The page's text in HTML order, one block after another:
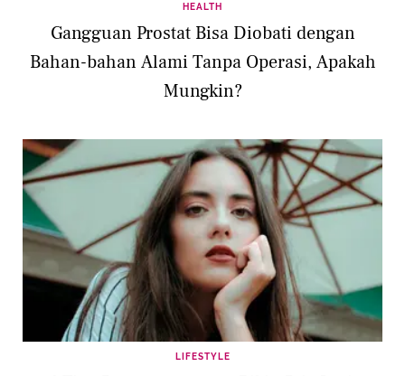
HEALTH
Gangguan Prostat Bisa Diobati dengan
Bahan-bahan Alami Tanpa Operasi, Apakah
Mungkin?
LIFESTYLE